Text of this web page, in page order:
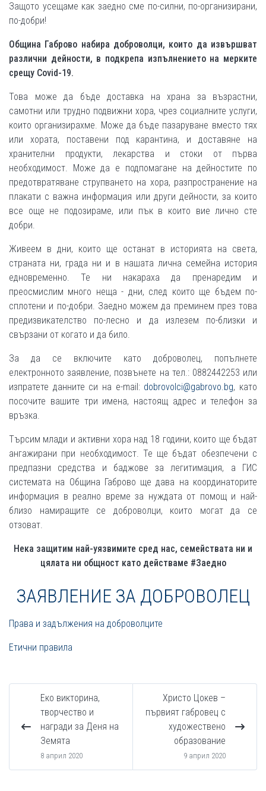
Защото усещаме как заедно сме по-силни, по-организирани,
по-добри!
Община Габрово набира доброволци, които да извършват
различни дейности, в подкрепа изпълнението на мерките
срещу Covid-19.
Това може да бъде доставка на храна за възрастни,
самотни или трудно подвижни хора, чрез социалните услуги,
които организирахме. Може да бъде пазаруване вместо тях
или хората, поставени под карантина, и доставяне на
хранителни продукти, лекарства и стоки от първа
необходимост. Може да е подпомагане на дейностите по
предотвратяване струпването на хора, разпространение на
плакати с важна информация или други дейности, за които
все още не подозираме, или пък в които вие лично сте
добри.
Живеем в дни, които ще останат в историята на света,
страната ни, града ни и в нашата лична семейна история
едновременно. Те ни накараха да пренаредим и
преосмислим много неща - дни, след които ще бъдем по-
сплотени и по-добри. Заедно можем да преминем през това
предизвикателство по-лесно и да излезем по-близки и
свързани от когато и да било.
За да се включите като доброволец, попълнете
eлектронното заявление, позвънете на тел.: 0882442253 или
изпратете данните си на e-mail: dobrovolci@gabrovo.bg, като
посочите вашите три имена, настоящ адрес и телефон за
връзка.
Търсим млади и активни хора над 18 години, които ще бъдат
ангажирани при необходимост. Те ще бъдат обезпечени с
предпазни средства и баджове за легитимация, а ГИС
системата на Община Габрово ще дава на координаторите
информация в реално време за нуждата от помощ и най-
близо намиращите се доброволци, които могат да се
отзоват.
Нека защитим най-уязвимите сред нас, семействата ни и
цялата ни общност като действаме #Заедно
ЗАЯВЛЕНИЕ ЗА ДОБРОВОЛЕЦ
Права и задължения на доброволците
Етични правила
Еко викторина,
творчество и
награди за Деня на
Земята
8 април 2020
Христо Цокев –
първият габровец с
художествено
образование
9 април 2020